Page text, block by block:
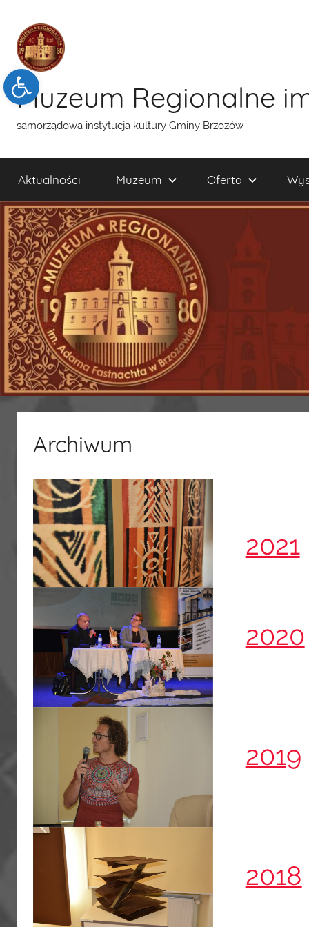
Open toolbar
treści
Muzeum Regionalne
samorządowa instytucja kultury Gminy Brzozów
Aktualności Muzeum Oferta
Archiwum
2021
2020
2019
2018